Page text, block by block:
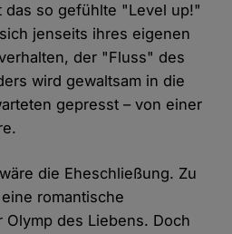
das so gefühlte "Level up!"
jenseits ihres eigenen
der "Fluss" des
wird gewaltsam in die
gepresst – von einer
die Eheschließung. Zu
romantische
Olymp des Liebens. Doch